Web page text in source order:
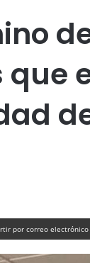
que
por correo electrónico